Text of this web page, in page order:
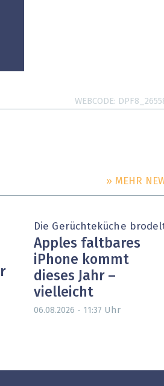
WEBCODE
» MEHR
Die Gerüchteküche
Apples faltbares
iPhone kommt
dieses Jahr –
vielleicht
06.08.2026 - 11:37 Uhr